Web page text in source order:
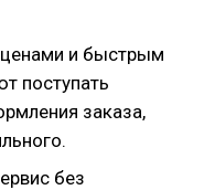
и быстрым
поступать
заказа,
без